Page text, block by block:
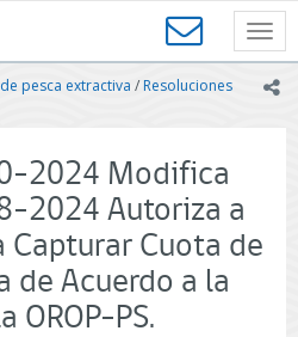
pesca extractiva / Resoluciones
2024 Modifica
2024 Autoriza a
Capturar Cuota de
de Acuerdo a la
OROP-PS.